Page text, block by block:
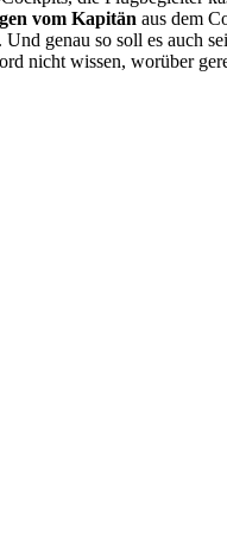
vom Kapitän aus dem
. Und genau so soll es auch
nicht wissen, worüber